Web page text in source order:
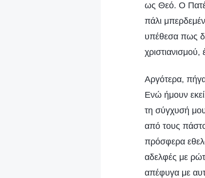
ως Θεό. Ο
πάλι
υπέθεσα πως
Αργότερα,
Ενώ ήμουν
τη σύγχυσή
από τους
πρόσφερα
αδελφές με
απέφυγα με